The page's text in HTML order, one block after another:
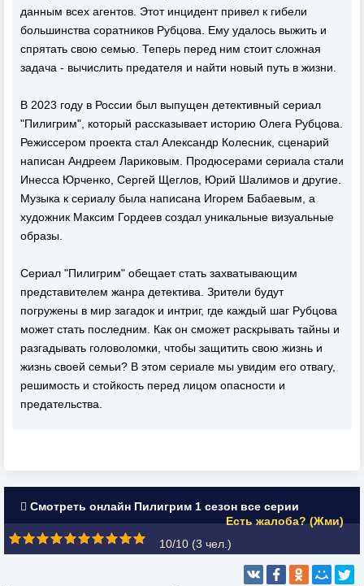
данным всех агентов. Этот инцидент привел к гибели
большинства соратников Рубцова. Ему удалось выжить и
спрятать свою семью. Теперь перед ним стоит сложная
задача - вычислить предателя и найти новый путь в жизни.
В 2023 году в России был выпущен детективный сериал
"Пилигрим", который рассказывает историю Олега Рубцова.
Режиссером проекта стал Александр Колесник, сценарий
написан Андреем Лариковым. Продюсерами сериала стали
Инесса Юрченко, Сергей Щеглов, Юрий Шалимов и другие.
Музыка к сериалу была написана Игорем Бабаевым, а
художник Максим Гордеев создал уникальные визуальные
образы.
Сериал "Пилигрим" обещает стать захватывающим
представителем жанра детектива. Зрители будут
погружены в мир загадок и интриг, где каждый шаг Рубцова
может стать последним. Как он сможет раскрывать тайны и
разгадывать головоломки, чтобы защитить свою жизнь и
жизнь своей семьи? В этом сериале мы увидим его отвагу,
решимость и стойкость перед лицом опасности и
предательства.
Смотреть онлайн Пилигрим 1 сезон все серии
Есть жалоба? (Жми)
10/10 (3 чел.)